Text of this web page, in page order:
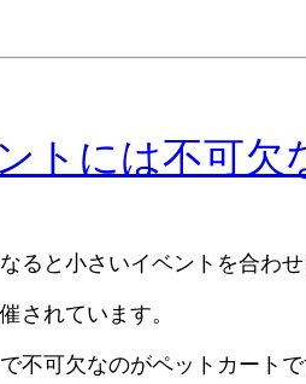
トには不可欠
ると小さいイベントを合わ
されています。
不可欠なのがペットカートで